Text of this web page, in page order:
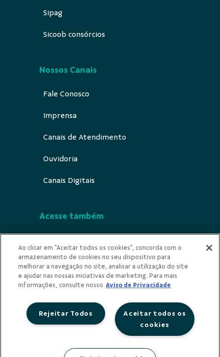
Sipag
Sicoob consórcios
Nossos Canais
Fale Conosco
Imprensa
Canais de Atendimento
Ouvidoria
Canais Digitais
Acesse também
Indícios de Ilícitude
Privacidade
Ao clicar em "Aceitar todos os cookies", concorda com o
armazenamento de cookies no seu dispositivo para
melhorar a navegação no site, analisar a utilização do site
e ajudar nas nossas iniciativas de marketing. Para mais
informações, consulte nosso Aviso de Privacidade
Aceitar todos os
cookies
Rejeitar Todos